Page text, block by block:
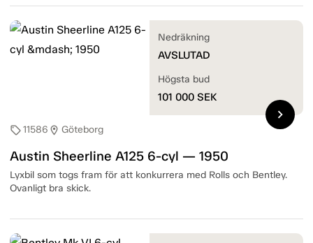
sell11586 location_on Göteborg
Austin Sheerline A125 6-cyl — 1950
Lyxbil som togs fram för att konkurrera med Rolls och Bentley.
Ovanligt bra skick.
Nedräkning
AVSLUTAD
Högsta bud
101 000 SEK
chevron_right